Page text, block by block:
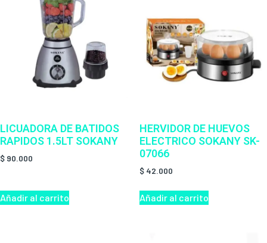
LICUADORA DE BATIDOS
RAPIDOS 1.5LT SOKANY
$ 90.000
Añadir al carrito
HERVIDOR DE HUEVOS
ELECTRICO SOKANY SK-
07066
$ 42.000
Añadir al carrito